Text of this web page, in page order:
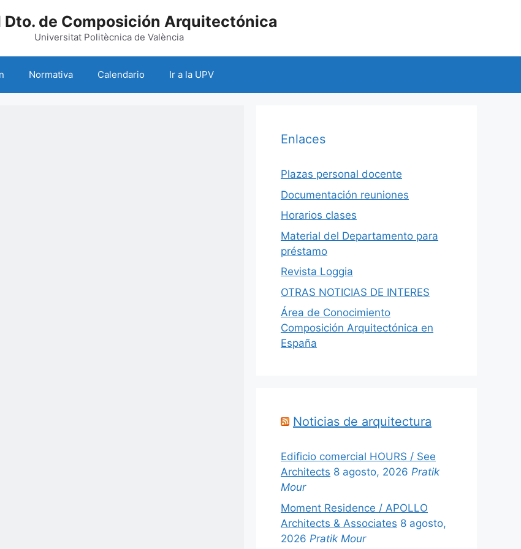
Dto. de Composición Arquitectónica
Universitat Politècnica de València
Normativa Calendario Ir a la UPV
Enlaces
Plazas personal docente
Documentación reuniones
Horarios clases
Material del Departamento para
préstamo
Revista Loggia
OTRAS NOTICIAS DE INTERES
Área de Conocimiento
Composición Arquitectónica en
España
Noticias de arquitectura
Edificio comercial HOURS / See
Architects 8 agosto, 2026 Pratik
Mour
Moment Residence / APOLLO
Architects & Associates 8 agosto,
2026 Pratik Mour